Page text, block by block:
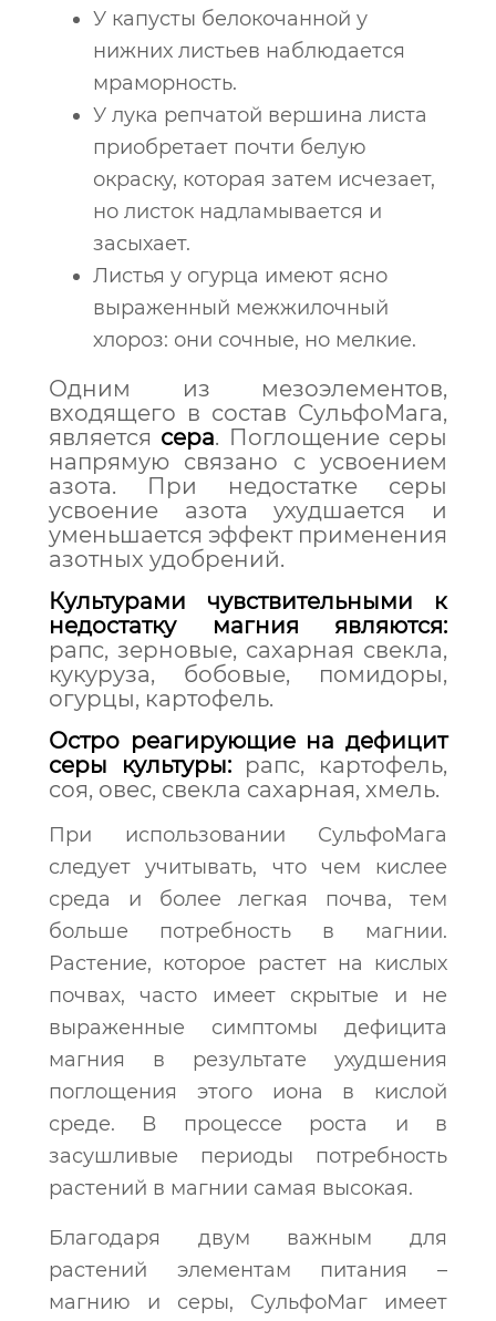
У капусты белокочанной у
нижних листьев наблюдается
мраморность.
У лука репчатой ​​вершина листа
приобретает почти белую
окраску, которая затем исчезает,
но листок надламывается и
засыхает.
Листья у огурца имеют ясно
выраженный межжилочный
хлороз: они сочные, но мелкие.
Одним из мезоэлементов,
входящего в состав СульфоМага,
является сера. Поглощение серы
напрямую связано с усвоением
азота. При недостатке серы
усвоение азота ухудшается и
уменьшается эффект применения
азотных удобрений.
Культурами чувствительными к
недостатку магния являются:
рапс, зерновые, сахарная свекла,
кукуруза, бобовые, помидоры,
огурцы, картофель.
Остро реагирующие на дефицит
серы культуры:рапс, картофель,
соя, овес, свекла сахарная, хмель.
При использовании СульфоМага
следует учитывать, что чем кислее
среда и более легкая почва, тем
больше потребность в магнии.
Растение, которое растет на кислых
почвах, часто имеет скрытые и не
выраженные симптомы дефицита
магния в результате ухудшения
поглощения этого иона в кислой
среде. В процессе роста и в
засушливые периоды потребность
растений в магнии самая высокая.
Благодаря двум важным для
растений элементам питания –
магнию и серы, СульфоМаг имеет